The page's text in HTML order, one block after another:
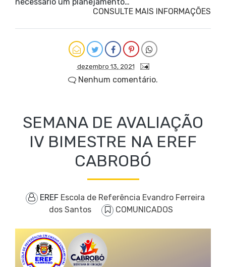
CONSULTE MAIS INFORMAÇÕES
dezembro 13, 2021
Nenhum comentário.
SEMANA DE AVALIAÇÃO
IV BIMESTRE NA EREF
CABROBÓ
EREF Escola de Referência Evandro Ferreira
dos Santos
COMUNICADOS